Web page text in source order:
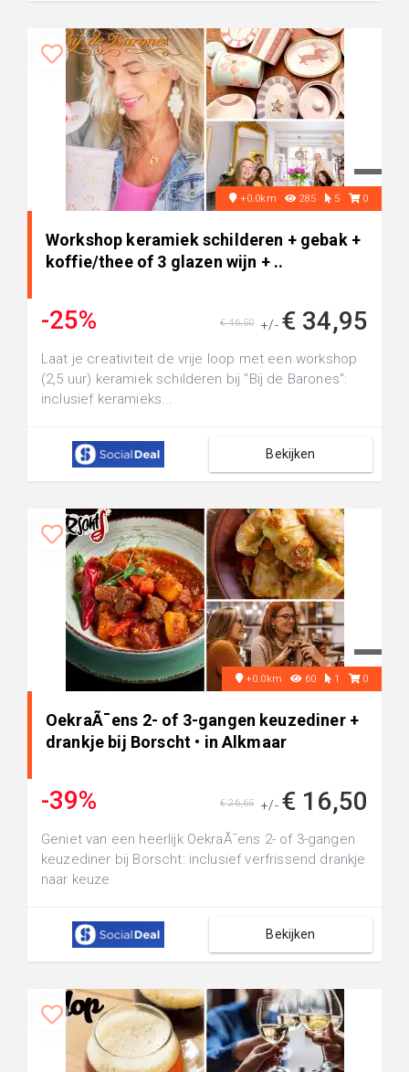
+0.0km 285 5 0
Workshop keramiek schilderen + gebak +
koffie/thee of 3 glazen wijn + ..
-25% +/- € 34,95
€ 46,50
Laat je creativiteit de vrije loop met een workshop
(2,5 uur) keramiek schilderen bij "Bij de Barones":
inclusief keramieks...
Bekijken
+0.0km 60 1 0
OekraÃ¯ens 2- of 3-gangen keuzediner +
drankje bij Borscht • in Alkmaar
-39% +/- € 16,50
€ 26,65
Geniet van een heerlijk OekraÃ¯ens 2- of 3-gangen
keuzediner bij Borscht: inclusief verfrissend drankje
naar keuze
Bekijken